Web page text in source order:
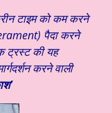
टाइम को कम करने
पैदा करने
ट्रस्ट की यह
करने वाली